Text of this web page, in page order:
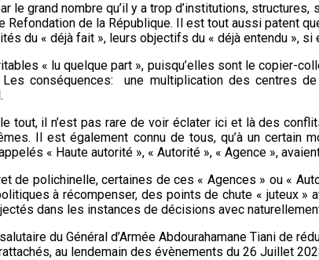
le grand nombre qu’il y a trop d’institutions,
Refondation de la République. Il est tout aussi patent
du « déjà fait », leurs objectifs du « déjà entendu »,
« lu quelque part », puisqu’elles sont le copier-
Les conséquences: une multiplication des centres
le tout, il n’est pas rare de voir éclater ici et là des
Il est également connu de tous, qu’à un
« Haute autorité », « Autorité », « Agence »,
de polichinelle, certaines de ces « Agences » ou «
à récompenser, des points de chute « juteux
dans les instances de décisions avec
du Général d’Armée Abdourahamane Tiani
au lendemain des évènements du 26 Juillet